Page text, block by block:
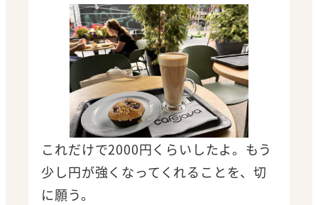
これだけで2000円くらいしたよ。もう
少し円が強くなってくれることを、切
に願う。